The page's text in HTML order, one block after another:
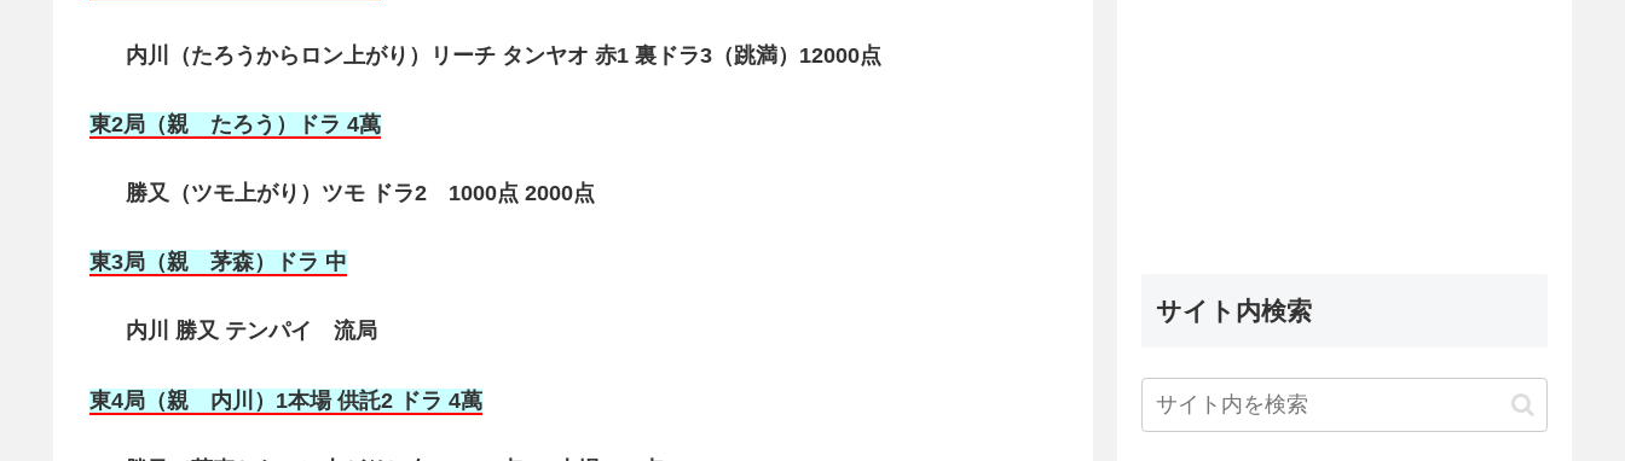
内川（たろうからロン上がり）リーチ タンヤオ 赤1 裏ドラ3（跳満）12000点
東2局（親 たろう）ドラ 4萬
勝又（ツモ上がり）ツモ ドラ2 1000点 2000点
東3局（親 茅森）ドラ 中
内川 勝又 テンパイ 流局
東4局（親 内川 ）1本場 供託2 ドラ 4萬
サイト内検索